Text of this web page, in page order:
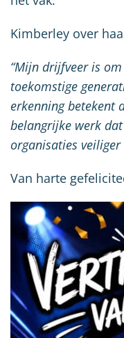
Kimberley over
“Mijn drijfveer is
toekomstige
erkenning betekent
belangrijke werk
organisaties
Van harte